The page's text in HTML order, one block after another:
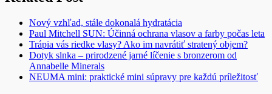
Nový vzhľad, stále dokonalá hydratácia
Paul Mitchell SUN: Účinná ochrana vlasov a farby počas leta
Trápia vás riedke vlasy? Ako im navrátiť stratený objem?
Dotyk slnka – prirodzené jarné líčenie s bronzerom od
Annabelle Minerals
NEUMA mini: praktické mini súpravy pre každú príležitosť